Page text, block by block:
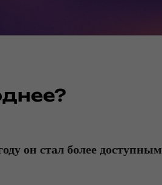
он стал более доступным